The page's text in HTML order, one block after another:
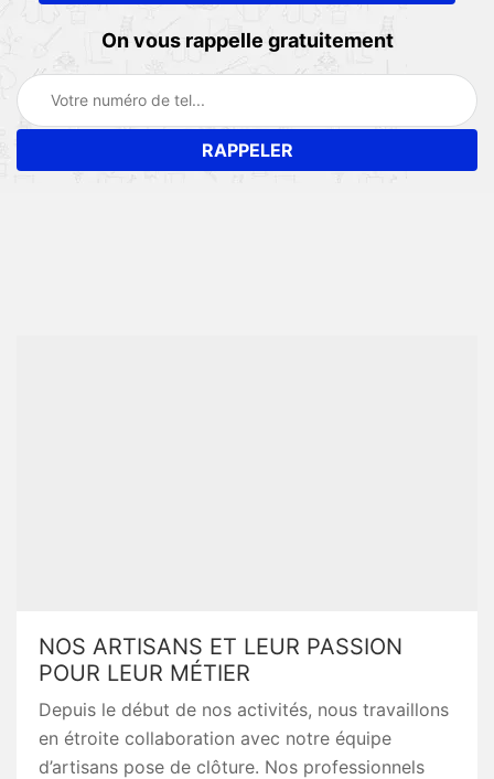
On vous rappelle gratuitement
NOS ARTISANS ET LEUR PASSION
POUR LEUR MÉTIER
Depuis le début de nos activités, nous travaillons
en étroite collaboration avec notre équipe
d’artisans pose de clôture. Nos professionnels